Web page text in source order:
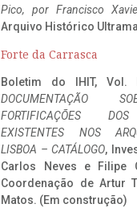
Pico, por Francisco
Arquivo Histórico
Forte da Carrasca
Boletim do IHIT, Vol.
DOCUMENTAÇÃO
FORTIFICAÇÕES
EXISTENTES NOS
LISBOA – CATÁLOGO,
Carlos Neves e Filipe
Coordenação de Artur
Matos. (Em construção)